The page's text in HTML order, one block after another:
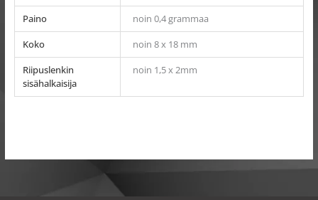
Paino
noin 0,4 grammaa
Koko
noin 8 x 18 mm
Riipuslenkin
sisähalkaisija
noin 1,5 x 2mm